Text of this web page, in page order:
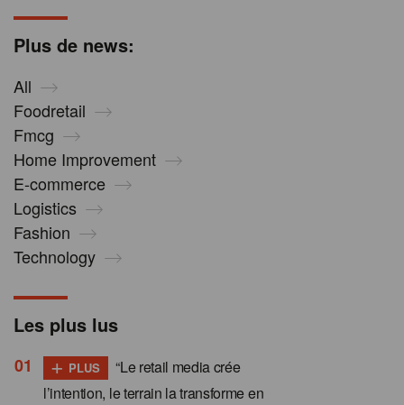
Plus de news:
All
Foodretail
Fmcg
Home Improvement
E-commerce
Logistics
Fashion
Technology
Les plus lus
+ PLUS
“Le retail media crée
l’intention, le terrain la transforme en